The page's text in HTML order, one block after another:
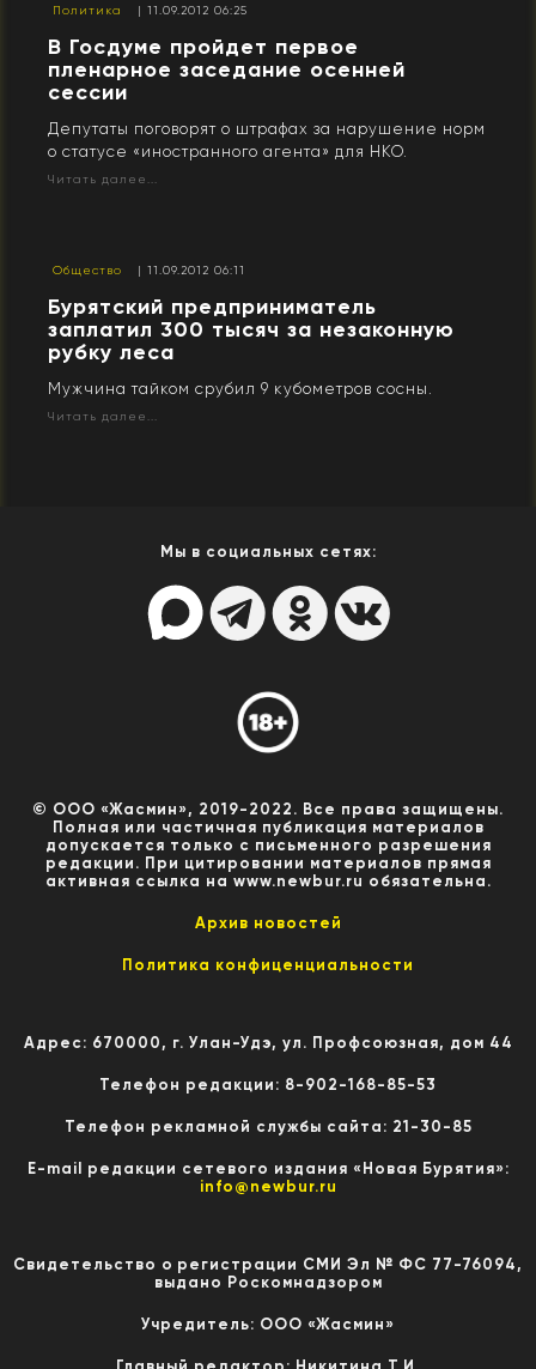
Политика | 11.09.2012 06:25
В Госдуме пройдет первое
пленарное заседание осенней
сессии
Депутаты поговорят о штрафах за нарушение норм
о статусе «иностранного агента» для НКО.
Читать далее...
Общество | 11.09.2012 06:11
Бурятский предприниматель
заплатил 300 тысяч за незаконную
рубку леса
Мужчина тайком срубил 9 кубометров сосны.
Читать далее...
Мы в социальных сетях:
© ООО «Жасмин», 2019-2022. Все права защищены.
Полная или частичная публикация материалов
допускается только с письменного разрешения
редакции. При цитировании материалов прямая
активная ссылка на www.newbur.ru обязательна.
Архив новостей
Политика конфиценциальности
Адрес: 670000, г. Улан-Удэ, ул. Профсоюзная, дом 44
Телефон редакции: 8-902-168-85-53
Телефон рекламной службы сайта: 21-30-85
E-mail редакции сетевого издания «Новая Бурятия»:
info@newbur.ru
Свидетельство о регистрации СМИ Эл № ФС 77-76094,
выдано Роскомнадзором
Учредитель: ООО «Жасмин»